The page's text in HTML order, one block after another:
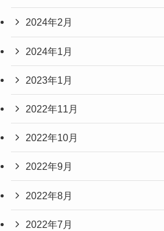
2024年2月
2024年1月
2023年1月
2022年11月
2022年10月
2022年9月
2022年8月
2022年7月